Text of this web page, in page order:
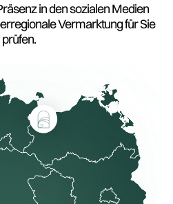
in den sozialen Medien
Vermarktung für Sie
prüfen.